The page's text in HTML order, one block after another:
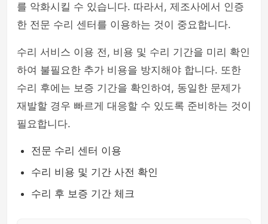
를 악화시킬 수 있습니다. 따라서, 제조사에서 인증
한 전문 수리 센터를 이용하는 것이 중요합니다.
수리 서비스 이용 전, 비용 및 수리 기간을 미리 확인
하여 불필요한 추가 비용을 방지해야 합니다. 또한
수리 후에는 보증 기간을 확인하여, 동일한 문제가
재발할 경우 빠르게 대응할 수 있도록 준비하는 것이
필요합니다.
전문 수리 센터 이용
수리 비용 및 기간 사전 확인
수리 후 보증 기간 체크